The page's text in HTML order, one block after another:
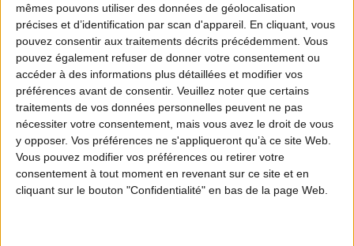
mêmes pouvons utiliser des données de géolocalisation
précises et d’identification par scan d'appareil. En cliquant, vous
pouvez consentir aux traitements décrits précédemment. Vous
pouvez également refuser de donner votre consentement ou
accéder à des informations plus détaillées et modifier vos
préférences avant de consentir. Veuillez noter que certains
traitements de vos données personnelles peuvent ne pas
nécessiter votre consentement, mais vous avez le droit de vous
y opposer. Vos préférences ne s'appliqueront qu’à ce site Web.
Vous pouvez modifier vos préférences ou retirer votre
consentement à tout moment en revenant sur ce site et en
cliquant sur le bouton "Confidentialité" en bas de la page Web.